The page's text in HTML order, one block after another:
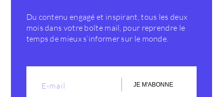
Du contenu engagé et inspirant, tous les deux
mois dans votre boîte mail, pour reprendre le
temps de mieux s’informer sur le monde.
JE M'ABONNE